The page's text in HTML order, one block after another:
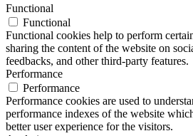
Functional
Functional
Functional cookies help to perform
sharing the content of the website on
feedbacks, and other third-party features.
Performance
Performance
Performance cookies are used to
performance indexes of the website
better user experience for the visitors.